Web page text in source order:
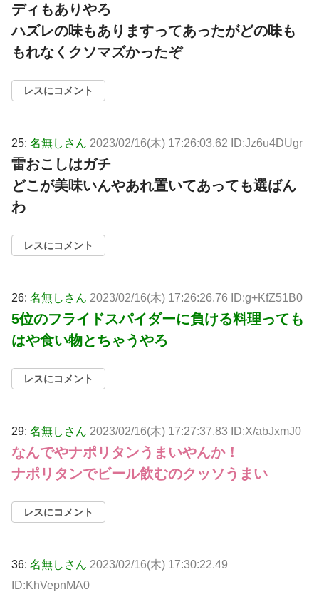
ディもありやろ
ハズレの味もありますってあったがどの味も
もれなくクソマズかったぞ
レスにコメント
25: 名無しさん 2023/02/16(木) 17:26:03.62 ID:Jz6u4DUgr
雷おこしはガチ
どこが美味いんやあれ置いてあっても選ばん
わ
レスにコメント
26: 名無しさん 2023/02/16(木) 17:26:26.76 ID:g+KfZ51B0
5位のフライドスパイダーに負ける料理っても
はや食い物とちゃうやろ
レスにコメント
29: 名無しさん 2023/02/16(木) 17:27:37.83 ID:X/abJxmJ0
なんでやナポリタンうまいやんか！
ナポリタンでビール飲むのクッソうまい
レスにコメント
36: 名無しさん 2023/02/16(木) 17:30:22.49
ID:KhVepnMA0